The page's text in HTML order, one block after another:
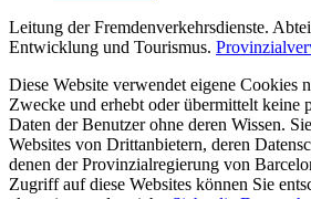
Leitung der Fremdenverkehrsdienste.
Entwicklung und Tourismus.
Diese Website verwendet eigene Cookies
Zwecke und erhebt oder übermittelt keine
Daten der Benutzer ohne deren Wissen.
Websites von Drittanbietern, deren
denen der Provinzialregierung von
Zugriff auf diese Websites können Sie